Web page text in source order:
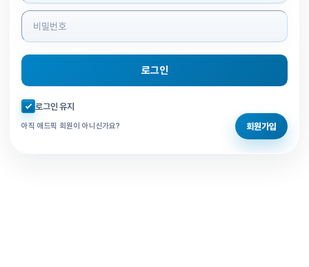
로그인
자동로그인 체크
로그인 유지
아직 애드픽 회원이 아니신가요? 회원가입